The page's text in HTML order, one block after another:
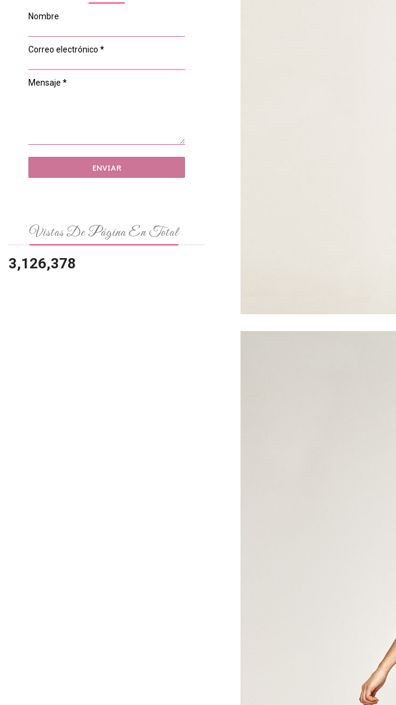
Nombre
Correo electrónico *
Mensaje *
Vistas De Página En Total
3,126,378